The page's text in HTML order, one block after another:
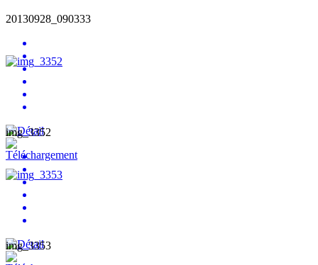
20130928_090333
img_3352
img_3353